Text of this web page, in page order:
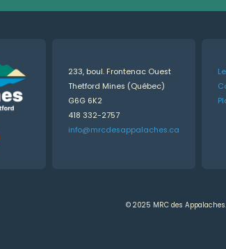
233, boul. Frontenac Ouest
Thetford Mines (Québec)
G6G 6K2
418 332-2757
info@mrcdesappalaches.ca
© 2025 MRC des